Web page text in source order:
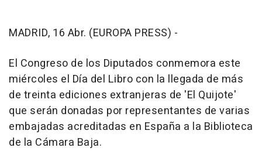
MADRID, 16 Abr. (EUROPA PRESS) -
El Congreso de los Diputados conmemora este
miércoles el Día del Libro con la llegada de más
de treinta ediciones extranjeras de 'El Quijote'
que serán donadas por representantes de varias
embajadas acreditadas en España a la Biblioteca
de la Cámara Baja.